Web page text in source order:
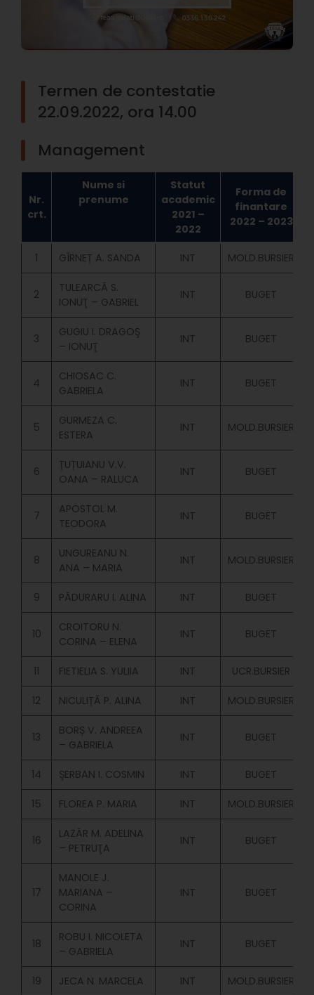
Termen de contestatie
22.09.2022, ora 14.00
Management
Nr.
crt.
Nume si
prenume
Statut
academic
2021 –
2022
Forma de
finantare
2022 – 2023
1 GÎRNEȚ A. SANDA INT MOLD.BURSIER
2
TULEARCĂ S.
IONUŢ – GABRIEL
INT BUGET
3
GUGIU I. DRAGOŞ
– IONUŢ
INT BUGET
4
CHIOSAC C.
GABRIELA
INT BUGET
5
GURMEZA C.
ESTERA
INT MOLD.BURSIER
6
ȚUȚUIANU V.V.
OANA – RALUCA
INT BUGET
7
APOSTOL M.
TEODORA
INT BUGET
8
UNGUREANU N.
ANA – MARIA
INT MOLD.BURSIER
9 PĂDURARU I. ALINA INT BUGET
10
CROITORU N.
CORINA – ELENA
INT BUGET
11 FIETIELIA S. YULIIA INT UCR.BURSIER
12 NICULIȚĂ P. ALINA INT MOLD.BURSIER
13
BORȘ V. ANDREEA
– GABRIELA
INT BUGET
14 ŞERBAN I. COSMIN INT BUGET
15 FLOREA P. MARIA INT MOLD.BURSIER
16
LAZĂR M. ADELINA
– PETRUŢA
INT BUGET
17
MANOLE J.
MARIANA –
CORINA
INT BUGET
18
ROBU I. NICOLETA
– GABRIELA
INT BUGET
19 JECA N. MARCELA INT MOLD.BURSIER